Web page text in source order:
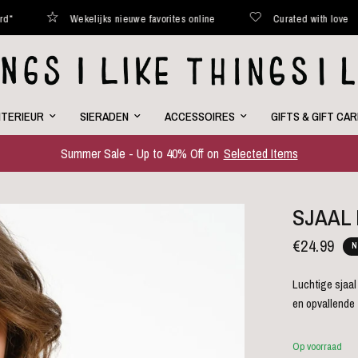
Wekelijks nieuwe favorites online Curated with love
SIERADEN ACCESSOIRES GIFTS & GIFT
Summer Sale - Up to 40% Off on Selected Items
SJAAL
€24.99
Luchtige sjaal
en
Op voorraad